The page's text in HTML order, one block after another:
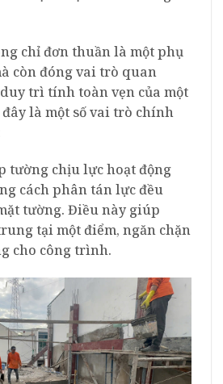
chỉ đơn thuần là một phụ
còn đóng vai trò quan
trì tính toàn vẹn của một
là một số vai trò chính
tường chịu lực hoạt động
cách phân tán lực đều
tường. Điều này giúp
tại một điểm, ngăn chặn
cho công trình.